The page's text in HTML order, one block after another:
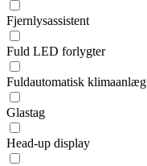
Fjernlysassistent
Fuld LED forlygter
Fuldautomatisk klimaanlæg
Glastag
Head-up display